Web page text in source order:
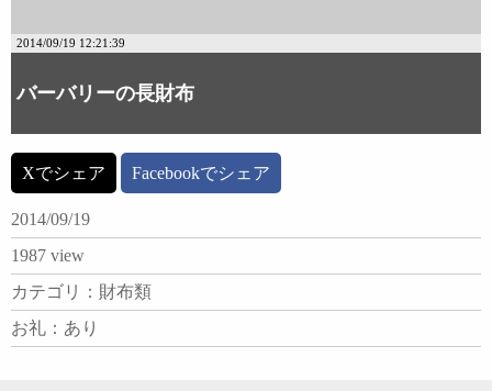
2014/09/19 12:21:39
バーバリーの長財布
Xでシェア Facebookでシェア
2014/09/19
1987 view
カテゴリ：財布類
お礼：あり